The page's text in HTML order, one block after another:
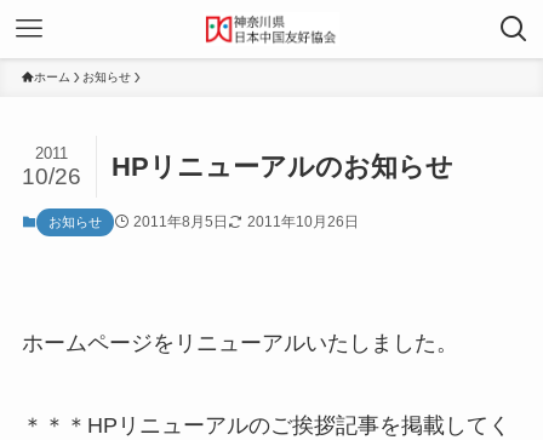
ホーム お知らせ
HPリニューアルのお知らせ
2011
10/26
お知らせ 2011年8月5日 2011年10月26日
ホームページをリニューアルいたしました。
＊＊＊HPリニューアルのご挨拶記事を掲載してく